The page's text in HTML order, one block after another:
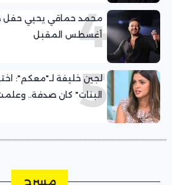
4
أغسطس المقبل
5
لجين خليفة لـ"معكم":
البنات" كان صدفة..
مسرح